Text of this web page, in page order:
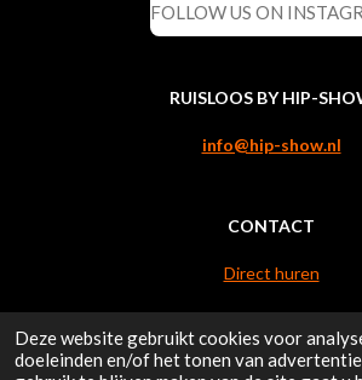
Deze website gebruikt cookies voor
doeleinden en/of het tonen van
FOLLOW US ON
RUISLOOS BY HIP-
info@hip-show.nl
CONTACT
Direct huren